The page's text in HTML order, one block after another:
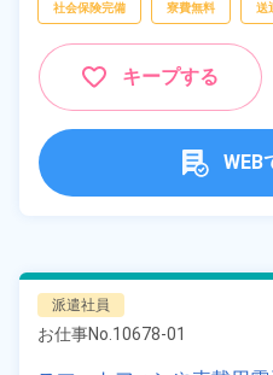
社会保険完備 寮費無料 送
キープする
WEB
派遣社員
お仕事No. 10678-01